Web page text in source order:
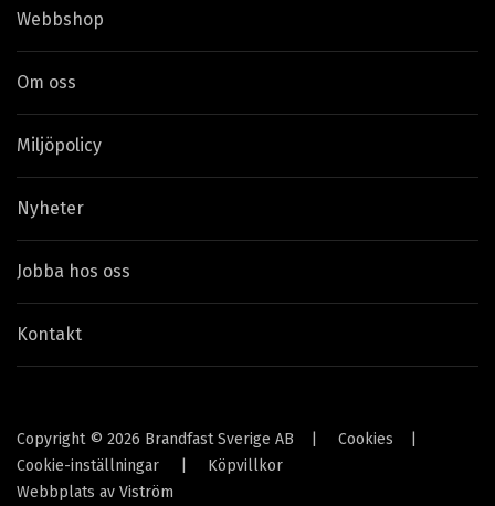
Webbshop
Om oss
Miljöpolicy
Nyheter
Jobba hos oss
Kontakt
Copyright © 2026 Brandfast Sverige AB Cookies
Cookie-inställningar
Köpvillkor
Webbplats av Viström